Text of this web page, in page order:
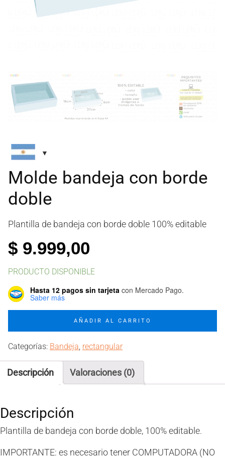
Molde bandeja con borde
doble
Plantilla de bandeja con borde doble 100% editable
$ 9.999,00
PRODUCTO DISPONIBLE
Hasta 12 pagos sin tarjeta con Mercado Pago.
Saber más
borde
doble
cantidad
AÑADIR AL CARRITO
Categorías: Bandeja, rectangular
Descripción Valoraciones (0)
Descripción
Plantilla de bandeja con borde doble, 100% editable.
IMPORTANTE: es necesario tener COMPUTADORA (NO